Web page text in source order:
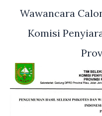
Wawancara
Komisi